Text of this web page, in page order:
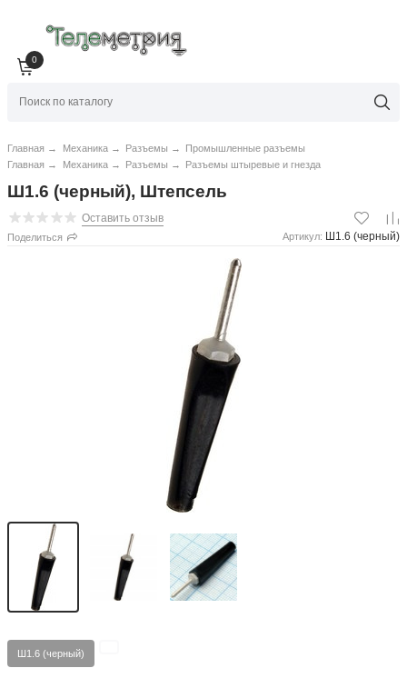
0
Главная → Механика → Разъемы →
Промышленные разъемы
Разъемы штыревые и гнезда
Разъемы →
Механика →
Главная →
Ш1.6 (черный), Штепсель
Оставить отзыв
Поделиться Артикул: Ш1.6 (черный)
Ш1.6 (черный)